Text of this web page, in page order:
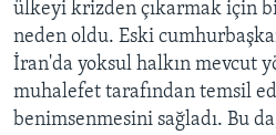
ülkeyi krizden çıkarmak için
neden oldu. Eski
İran'da yoksul halkın mevcut
muhalefet tarafından temsil
benimsenmesini sağladı. Bu